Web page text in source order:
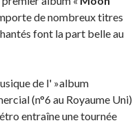
de nombreux titres
font la part belle au
de l' »album
(n°6 au Royaume Uni)
entraîne une tournée